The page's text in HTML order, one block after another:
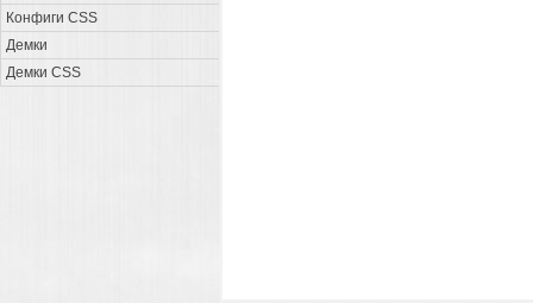
Конфиги CSS
Демки
Демки CSS